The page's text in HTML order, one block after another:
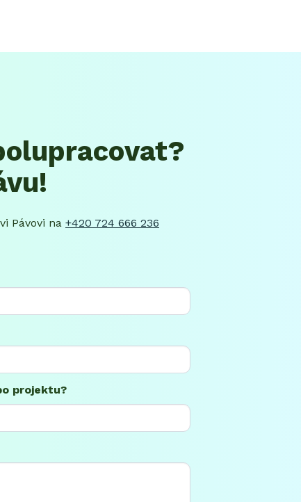
Pávovi na +420 724 666 236
projektu?